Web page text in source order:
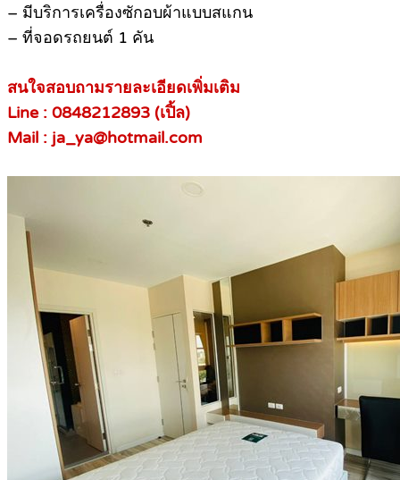
– มีบริการเครื่องซักอบผ้าแบบสแกน
– ที่จอดรถยนต์ 1 คัน
สนใจสอบถามรายละเอียดเพิ่มเติม
Line : 0848212893 (เปิ้ล)
Mail : ja_ya@hotmail.com